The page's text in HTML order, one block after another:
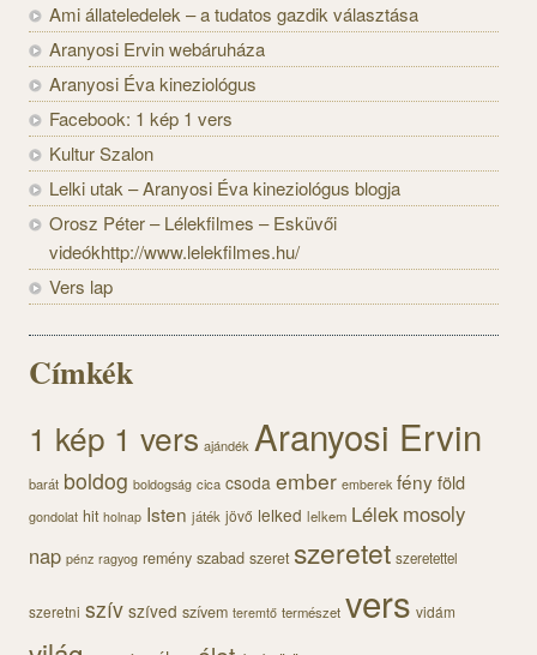
Ami állateledelek – a tudatos gazdik választása
Aranyosi Ervin webáruháza
Aranyosi Éva kineziológus
Facebook: 1 kép 1 vers
Kultur Szalon
Lelki utak – Aranyosi Éva kineziológus blogja
Orosz Péter – Lélekfilmes – Esküvői
videókhttp://www.lelekfilmes.hu/
Vers lap
Címkék
1 kép 1 vers ajándék Aranyosi Ervin
barát boldog boldogság cica csoda ember emberek fényföld
gondolat hit holnap Isten játék jövő lelked lelkem Lélek mosoly
nap pénz ragyog remény szabad szeret szeretet szeretettel
szeretni szív szíved szívem teremtő természet vers vidám